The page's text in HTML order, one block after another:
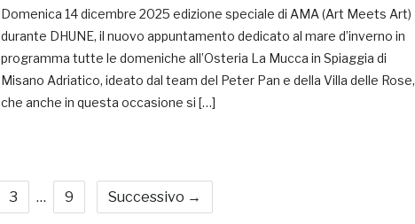
Domenica 14 dicembre 2025 edizione speciale di AMA (Art Meets Art)
durante DHUNE, il nuovo appuntamento dedicato al mare d’inverno in
programma tutte le domeniche all’Osteria La Mucca in Spiaggia di
Misano Adriatico, ideato dal team del Peter Pan e della Villa delle Rose,
che anche in questa occasione si […]
3 … 9 Successivo →